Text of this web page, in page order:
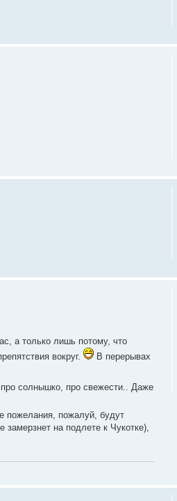
а только лишь потому, что
вокруг.
В перерывах
солнышко, про свежести.. Даже
пожелания, пожалуй, будут
на подлете к Чукотке),